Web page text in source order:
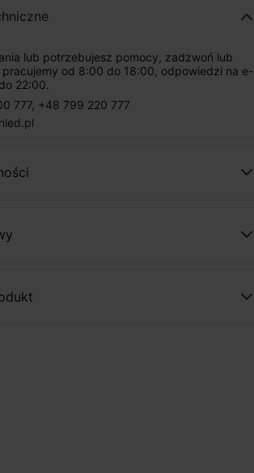
lub potrzebujesz pomocy, zadzwoń lub
pracujemy od 8:00 do 18:00, odpowiedzi na e-
22:00.
777, +48 799 220 777